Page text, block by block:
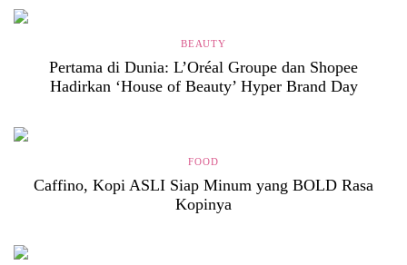
BEAUTY
Pertama di Dunia: L’Oréal Groupe dan Shopee
Hadirkan ‘House of Beauty’ Hyper Brand Day
FOOD
Caffino, Kopi ASLI Siap Minum yang BOLD Rasa
Kopinya